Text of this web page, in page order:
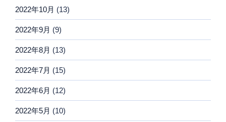
2022年10月 (13)
2022年9月 (9)
2022年8月 (13)
2022年7月 (15)
2022年6月 (12)
2022年5月 (10)